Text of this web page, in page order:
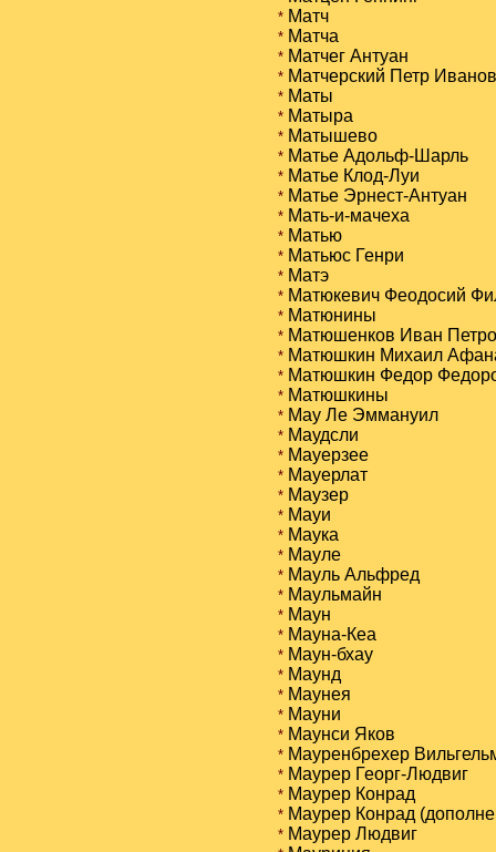
*Матч
*Матча
*Матчег Антуан
*Матчерский Петр
*Маты
*Матыра
*Матышево
*Матье Адольф-Шарль
*Матье Клод-Луи
*Матье Эрнест-Антуан
*Мать-и-мачеха
*Матью
*Матьюс Генри
*Матэ
*Матюкевич Феодосий
*Матюнины
*Матюшенков Иван
*Матюшкин Михаил
*Матюшкин Федор
*Матюшкины
*Мау Ле Эммануил
*Маудсли
*Мауерзее
*Мауерлат
*Маузер
*Мауи
*Маука
*Мауле
*Мауль Альфред
*Маульмайн
*Маун
*Мауна-Кеа
*Маун-бхау
*Маунд
*Маунея
*Мауни
*Маунси Яков
*Мауренбрехер
*Маурер Георг-Людвиг
*Маурер Конрад
*Маурер Конрад
*Маурер Людвиг